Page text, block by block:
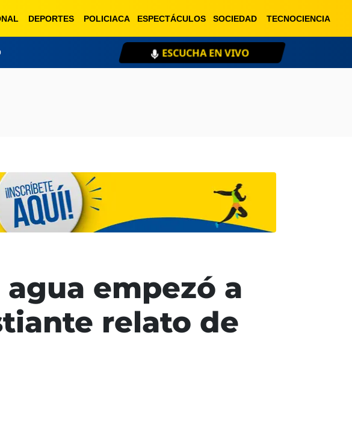
DEPORTES POLICIACA ESPECTÁCULOS SOCIEDAD TECNOCIENCIA
ESCUCHA EN VIVO
empezó a
relato de